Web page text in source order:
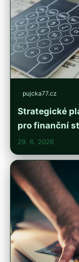
pujcka77.cz
Strategické
pro finanční
29. 6. 2026